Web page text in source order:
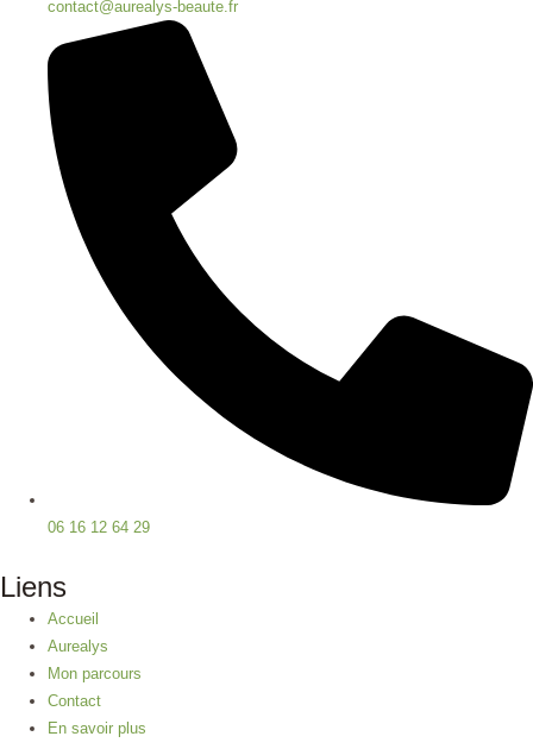
contact@aurealys-beaute.fr
06 16 12 64 29
Liens
Accueil
Aurealys
Mon parcours
Contact
En savoir plus